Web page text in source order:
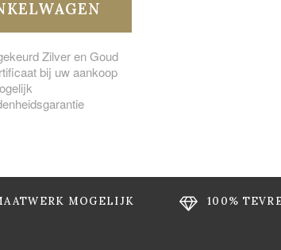
Zilver en Goud
bij uw aankoop
MOGELIJK 100%